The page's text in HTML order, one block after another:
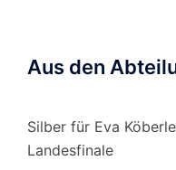
Aus den
Silber für Eva
Landesfinale